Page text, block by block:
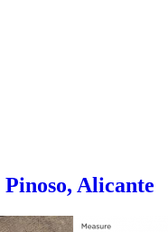
Pinoso, Alicante